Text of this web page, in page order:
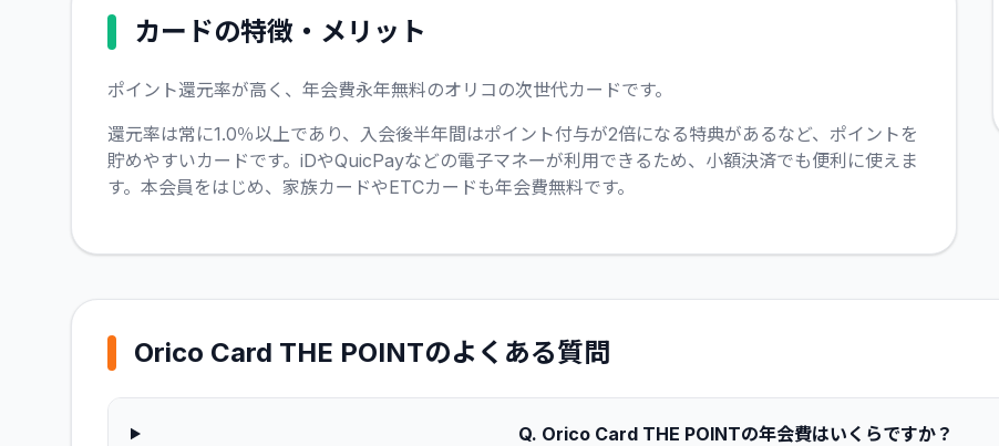
カードの特徴・メリット
ポイント還元率が高く、年会費永年無料のオリコの次世代カードです。
還元率は常に1.0％以上であり、入会後半年間はポイント付与が2倍になる特典があるなど、ポイントを
貯めやすいカードです。iDやQuicPayなどの電子マネーが利用できるため、小額決済でも便利に使えま
す。本会員をはじめ、家族カードやETCカードも年会費無料です。
Orico Card THE POINTのよくある質問
Q. Orico Card THE POINTの年会費はいくらですか？